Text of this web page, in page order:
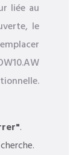
liée au
le
.